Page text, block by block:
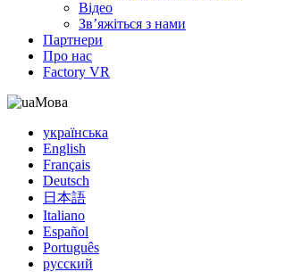
Відео
Зв’яжіться з нами
Партнери
Про нас
Factory VR
Мова
українська
English
Français
Deutsch
日本語
Italiano
Español
Português
русский